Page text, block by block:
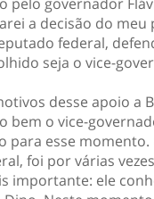
a decisão do meu
federal,
seja o vice-
desse apoio a
bem o vice-
para esse momento.
foi por várias
importante: ele